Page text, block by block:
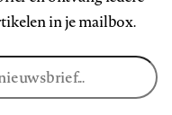
in je mailbox.